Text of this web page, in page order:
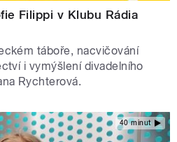
Filippi v Klubu Rádia
táboře, nacvičování
i vymýšlení divadelního
Rychterová.
40 minut